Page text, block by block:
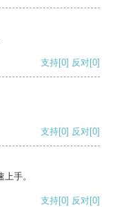
支持[0] 反对[0]
支持[0] 反对[0]
手。
支持[0] 反对[0]